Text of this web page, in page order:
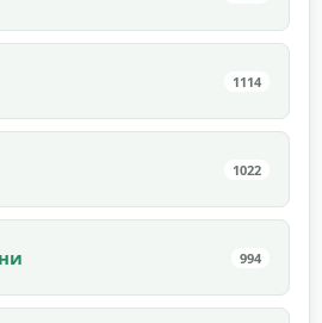
1114
1022
994